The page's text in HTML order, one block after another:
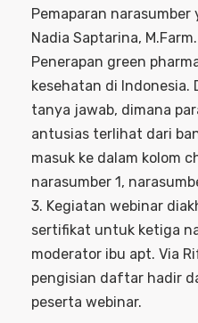
Pemaparan
Nadia Saptarina,
Penerapan green
kesehatan di Indonesia.
tanya jawab, dimana
antusias terlihat dari
masuk ke dalam kolom
narasumber 1,
3. Kegiatan webinar
sertifikat untuk ketiga
moderator ibu apt. Via
pengisian daftar hadir
peserta webinar.